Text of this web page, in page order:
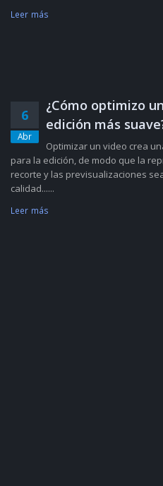
Leer más
6
Abr
¿Cómo optimizo
edición más
Optimizar un video crea
para la edición, de modo que la
recorte y las previsualizaciones
calidad......
Leer más